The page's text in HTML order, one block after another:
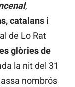
,
catalans i
de Lo Rat
glòries de
la nit del 31
nombrós